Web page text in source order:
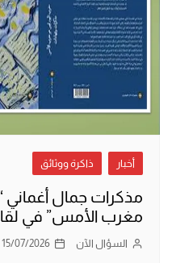
أخبار ذاكرة ووثائق
مذكرات جمال
مغرب الأمس” في
السؤال الآن 15/07/2026